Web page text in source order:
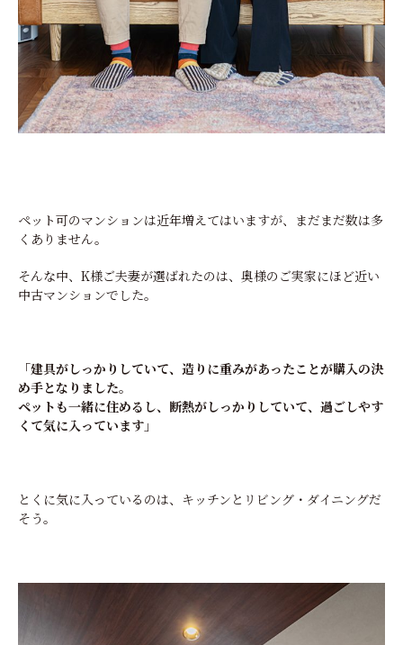
ペット可のマンションは近年増えてはいますが、まだまだ数は多
くありません。
そんな中、K様ご夫妻が選ばれたのは、奥様のご実家にほど近い
中古マンションでした。
「建具がしっかりしていて、造りに重みがあったことが購入の決
め手となりました。
ペットも一緒に住めるし、断熱がしっかりしていて、過ごしやす
くて気に入っています」
とくに気に入っているのは、キッチンとリビング・ダイニングだ
そう。